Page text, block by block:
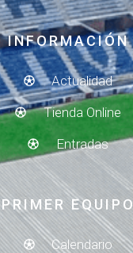
INFORMACIÓN
Actualidad
Tienda Online
Entradas
PRIMER EQUIPO
Calendario